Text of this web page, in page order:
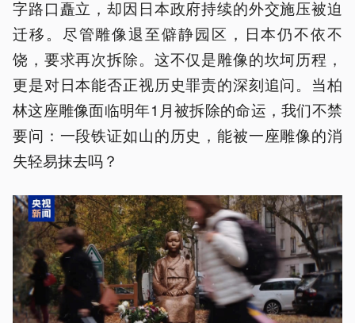
字路口矗立，却因日本政府持续的外交施压被迫
迁移。尽管雕像退至僻静园区，日本仍不依不
饶，要求再次拆除。这不仅是雕像的坎坷历程，
更是对日本能否正视历史罪责的深刻追问。当柏
林这座雕像面临明年1月被拆除的命运，我们不禁
要问：一段铁证如山的历史，能被一座雕像的消
失轻易抹去吗？